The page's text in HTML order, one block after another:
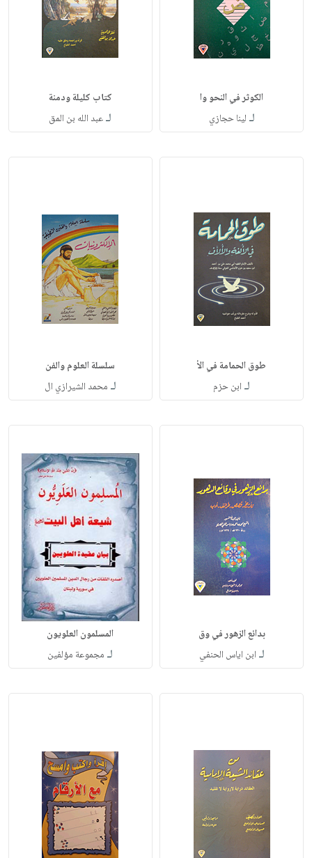
الكوثر في النحو وا
لـ لينا حجازي
كتاب كليلة ودمنة
لـعبد الله بن المق
طوق الحمامة في الأ
لـ ابن حزم
سلسلة العلوم والفن
لـ محمد الشيرازي ال
بدائع الزهور في وق
لـ ابن اياس الحنفي
المسلمون العلويون
لـ مجموعة مؤلفين